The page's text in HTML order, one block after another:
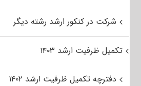
شرکت در کنکور ارشد رشته دیگر
تکمیل ظرفیت ارشد ۱۴۰۳
دفترچه تکمیل ظرفیت ارشد ۱۴۰۲